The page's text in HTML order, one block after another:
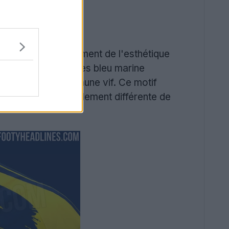
s'éloigne radicalement de l'esthétique
utilise des rayures bleu marine
sur un fond jaune vif. Ce motif
visuelle radicalement différente de